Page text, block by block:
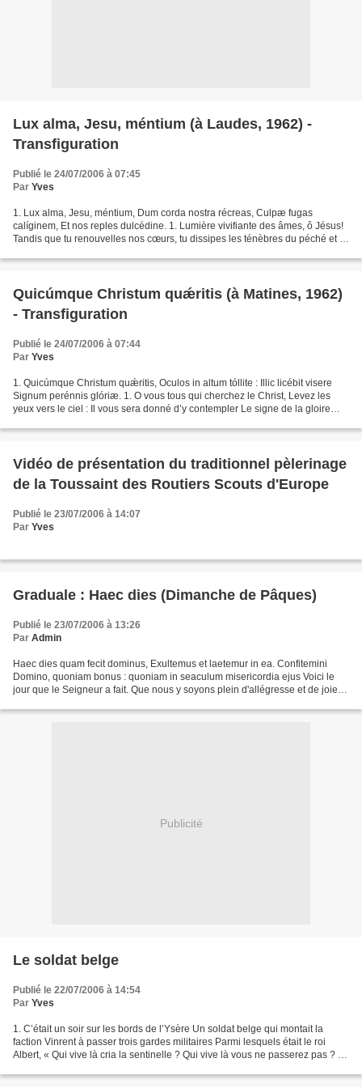
Lux alma, Jesu, méntium (à Laudes, 1962) -
Transfiguration
Publié le 24/07/2006 à 07:45
Par Yves
1. Lux alma, Jesu, méntium, Dum corda nostra récreas, Culpæ fugas
calíginem, Et nos reples dulcédine. 1. Lumière vivifiante des âmes, ô Jésus!
Tandis que tu renouvelles nos cœurs, tu dissipes les ténèbres du péché et tu
Quicúmque Christum quǽritis (à Matines, 1962)
- Transfiguration
Publié le 24/07/2006 à 07:44
Par Yves
1. Quicúmque Christum quǽritis, Oculos in altum tóllite : Illic licébit visere
Signum perénnis glóriæ. 1. O vous tous qui cherchez le Christ, Levez les
yeux vers le ciel : Il vous sera donné d’y contempler Le signe de la gloire
Vidéo de présentation du traditionnel pèlerinage
de la Toussaint des Routiers Scouts d'Europe
Publié le 23/07/2006 à 14:07
Par Yves
Graduale : Haec dies (Dimanche de Pâques)
Publié le 23/07/2006 à 13:26
Par Admin
Haec dies quam fecit dominus, Exultemus et laetemur in ea. Confitemini
Domino, quoniam bonus : quoniam in seaculum misericordia ejus Voici le
jour que le Seigneur a fait. Que nous y soyons plein d'allégresse et de joie.
Publicité
Le soldat belge
Publié le 22/07/2006 à 14:54
Par Yves
1. C’était un soir sur les bords de l’Ysère Un soldat belge qui montait la
faction Vinrent à passer trois gardes militaires Parmi lesquels était le roi
Albert, « Qui vive là cria la sentinelle ? Qui vive là vous ne passerez pas ? Si